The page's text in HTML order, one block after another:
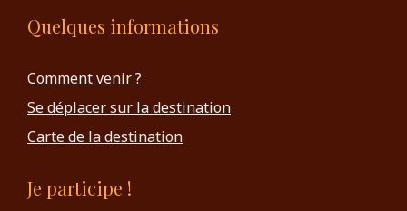
Quelques informations
Comment venir ?
Se déplacer sur la destination
Carte de la destination
Je participe !